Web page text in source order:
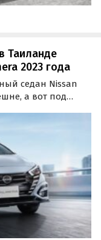
Таиланде
2023 года
седан Nissan
а вот под
получил
набор